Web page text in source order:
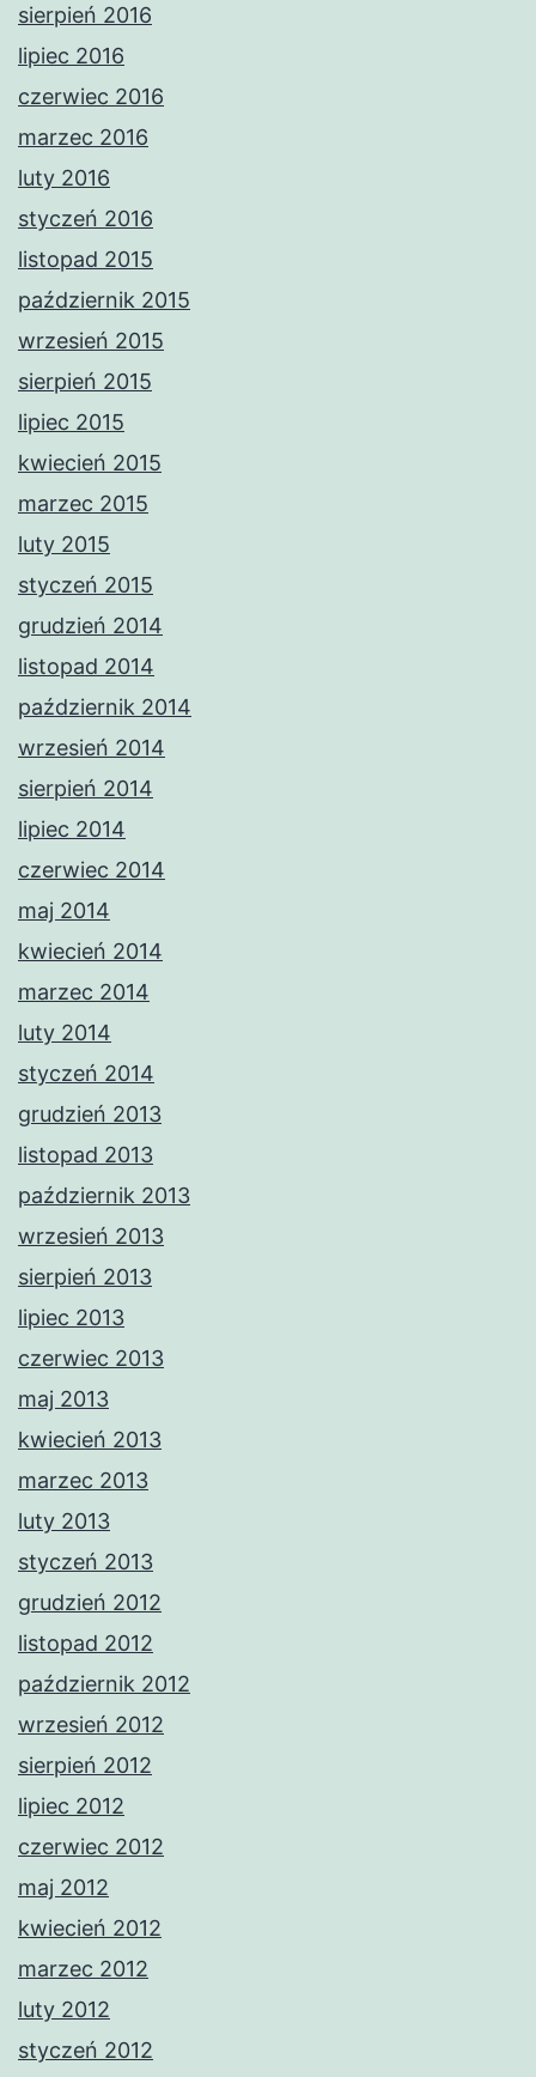
sierpień 2016
lipiec 2016
czerwiec 2016
marzec 2016
luty 2016
styczeń 2016
listopad 2015
październik 2015
wrzesień 2015
sierpień 2015
lipiec 2015
kwiecień 2015
marzec 2015
luty 2015
styczeń 2015
grudzień 2014
listopad 2014
październik 2014
wrzesień 2014
sierpień 2014
lipiec 2014
czerwiec 2014
maj 2014
kwiecień 2014
marzec 2014
luty 2014
styczeń 2014
grudzień 2013
listopad 2013
październik 2013
wrzesień 2013
sierpień 2013
lipiec 2013
czerwiec 2013
maj 2013
kwiecień 2013
marzec 2013
luty 2013
styczeń 2013
grudzień 2012
listopad 2012
październik 2012
wrzesień 2012
sierpień 2012
lipiec 2012
czerwiec 2012
maj 2012
kwiecień 2012
marzec 2012
luty 2012
styczeń 2012